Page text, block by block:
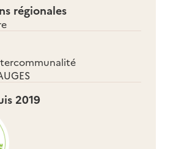
régionales
2019